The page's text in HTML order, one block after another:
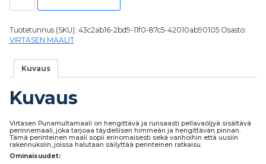
Tuotetunnus (SKU): 43c2ab16-2bd9-11f0-87c5-42010ab90105 Osasto:
VIRTASEN MAALIT
Kuvaus
Kuvaus
Virtasen Punamultamaali on hengittävä ja runsaasti pellavaöljyä sisältävä
perinnemaali, joka tarjoaa täydellisen himmeän ja hengittävän pinnan.
Tämä perinteinen maali sopii erinomaisesti sekä vanhoihin että uusiin
rakennuksiin, joissa halutaan säilyttää perinteinen ratkaisu.
Ominaisuudet: